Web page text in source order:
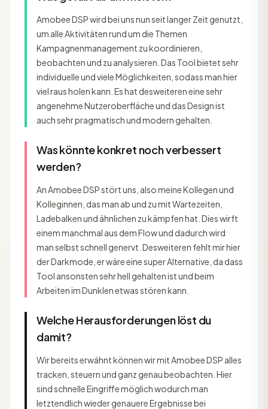
Amobee DSP wird bei uns nun seit langer Zeit genutzt,
um alle Aktivitäten rund um die Themen
Kampagnenmanagement zu koordinieren,
beobachten und zu analysieren. Das Tool bietet sehr
individuelle und viele Möglichkeiten, sodass man hier
viel raus holen kann. Es hat desweiteren eine sehr
angenehme Nutzeroberfläche und das Design ist
auch sehr pragmatisch und modern gehalten.
Was könnte konkret noch verbessert
werden?
An Amobee DSP stört uns, also meine Kollegen und
Kolleginnen, das man ab und zu mit Wartezeiten,
Ladebalken und ähnlichen zu kämpfen hat. Dies wirft
einem manchmal aus dem Flow und dadurch wird
man selbst schnell genervt. Desweiteren fehlt mir hier
der Darkmode, er wäre eine super Alternative, da dass
Tool ansonsten sehr hell gehalten ist und beim
Arbeiten im Dunklen etwas stören kann.
Welche Herausforderungen löst du
damit?
Wir bereits erwähnt können wir mit Amobee DSP alles
tracken, steuern und ganz genau beobachten. Hier
sind schnelle Eingriffe möglich wodurch man
letztendlich wieder genauere Ergebnisse bei